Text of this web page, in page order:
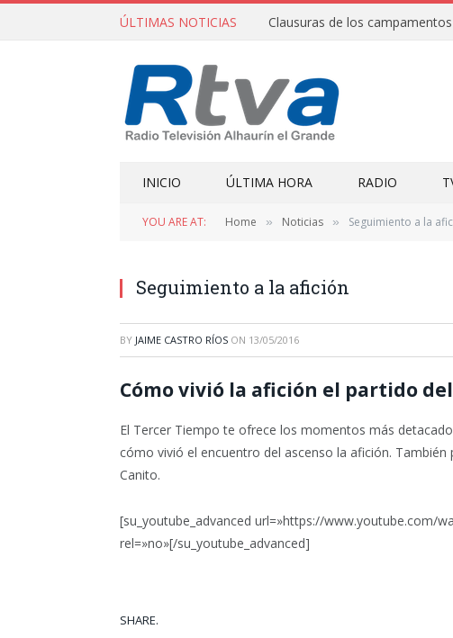
ÚLTIMAS NOTICIAS
INICIO ÚLTIMA HORA RADIO
YOU ARE AT: Home » Noticias » Seguimiento a la
Seguimiento a la afición
BY JAIME CASTRO RÍOS ON 13/05/2016
Cómo vivió la afición el partido
El Tercer Tiempo te ofrece los momentos más
cómo vivió el encuentro del ascenso la afición.
Canito.
[su_youtube_advanced url=»https://www.youtube.com/
rel=»no»[/su_youtube_advanced]
SHARE.